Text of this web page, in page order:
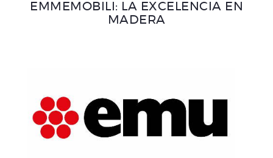
EMMEMOBILI: LA EXCELENCIA EN
MADERA